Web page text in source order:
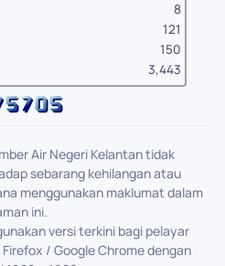
8
121
150
3,443
Air Negeri Kelantan tidak
sebarang kehilangan atau
menggunakan maklumat dalam
ini.
versi terkini bagi pelayar
/ Google Chrome dengan